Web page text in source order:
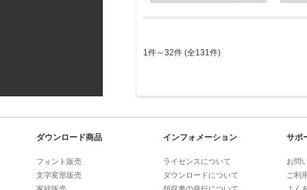
1件～32件 (全131件)
ダウンロード商品
フォント販売
文字変形販売
インフォメーション
ライセンスについて
ダウンロードについて
サポ
お問
ご利